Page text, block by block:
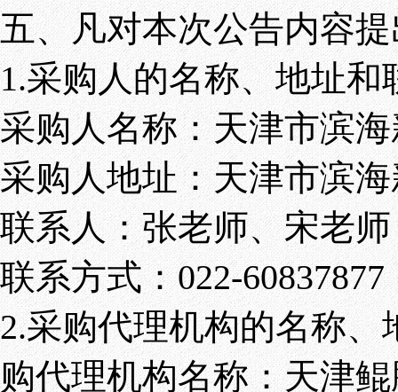
五、凡对本次公告内容
1.采购人的名称、地址和
采购人名称：天津市滨
采购人地址：天津市滨
联系人：张老师、宋老师
联系方式：022-60837877
2.采购代理机构的名称、
购代理机构名称：天津